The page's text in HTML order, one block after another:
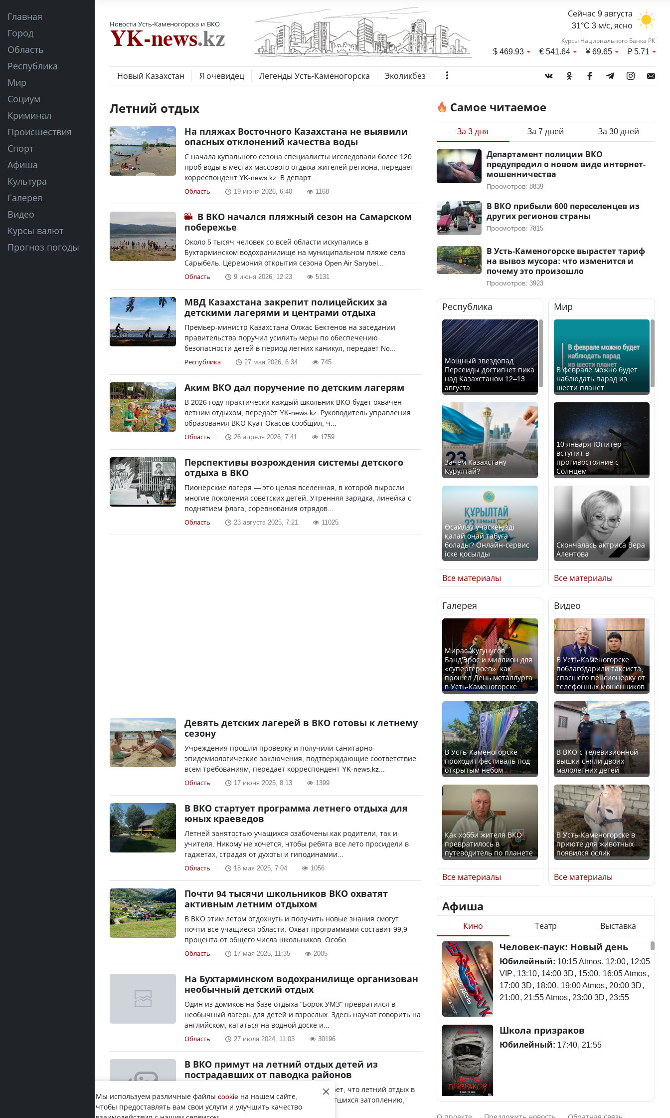
Главная
Город
Область
Республика
Мир
Социум
Криминал
Происшествия
Спорт
Афиша
Культура
Галерея
Видео
Курсы валют
Прогноз погоды
Новости Усть-Каменогорска и ВКО
Сейчас 9 августа
31°C 3 м/с, ясно
Курсы Национального Банка РК
$469.93 €541.64 ¥69.65 ₽5.71
Новый Казахстан Я очевидец Легенды Усть-Каменогорска Эколикбез
Летний отдых
На пляжах Восточного Казахстана не выявили
опасных отклонений качества воды
С начала купального сезона специалисты исследовали более 120
проб воды в местах массового отдыха жителей региона, передает
корреспондент YK-news.kz. В департ...
Область 19 июня 2026, 6:40 1168
В ВКО начался пляжный сезон на Самарском
побережье
Около 5 тысяч человек со всей области искупались в
Бухтарминском водохранилище на муниципальном пляже села
Сарыбель. Церемония открытия сезона Open Air Sarybel...
Область 9 июня 2026, 12:23 5131
МВД Казахстана закрепит полицейских за
детскими лагерями и центрами отдыха
Премьер-министр Казахстана Олжас Бектенов на заседании
правительства поручил усилить меры по обеспечению
безопасности детей в период летних каникул, передает No...
Республика 27 мая 2026, 6:34 745
Аким ВКО дал поручение по детским лагерям
В 2026 году практически каждый школьник ВКО будет охвачен
летним отдыхом, передаёт YK-news.kz. Руководитель управления
образования ВКО Куат Окасов сообщил, ч...
Область 26 апреля 2026, 7:41 1759
Перспективы возрождения системы детского
отдыха в ВКО
Пионерские лагеря — это целая вселенная, в которой выросли
многие поколения советских детей. Утренняя зарядка, линейка с
поднятием флага, соревнования отрядов...
Область 23 августа 2025, 7:21 11025
Девять детских лагерей в ВКО готовы к летнему
сезону
Учреждения прошли проверку и получили санитарно-
эпидемиологические заключения, подтверждающие соответствие
всем требованиям, передает корреспондент YK-news.kz...
Область 17 июня 2025, 8:13 1399
В ВКО стартует программа летнего отдыха для
юных краеведов
Летней занятостью учащихся озабочены как родители, так и
учителя. Никому не хочется, чтобы ребята все лето просидели в
гаджетах, страдая от духоты и гиподинамии...
Область 18 мая 2025, 7:04 1056
Почти 94 тысячи школьников ВКО охватят
активным летним отдыхом
В ВКО этим летом отдохнуть и получить новые знания смогут
почти все учащиеся области. Охват программами составит 99,9
процента от общего числа школьников. Особо...
Область 17 мая 2025, 11:35 2005
На Бухтарминском водохранилище организован
необычный детский отдых
Один из домиков на базе отдыха "Борок УМЗ" превратился в
необычный лагерь для детей и взрослых. Здесь научат говорить на
английском, кататься на водной доске и...
Область 27 июля 2024, 11:03 30196
В ВКО примут на летний отдых детей из
пострадавших от паводка районов
Областное управление образования обещает, что летний отдых в
детских лагерях ребят из областей, подвергшихся затоплению,
будет организован не в ущерб детям из В...
Самое читаемое
За 3 дня За 7 дней За 30 дней
Департамент полиции ВКО
предупредил о новом виде интернет-
мошенничества
Просмотров: 8839
В ВКО прибыли 600 переселенцев из
других регионов страны
Просмотров: 7815
В Усть-Каменогорске вырастет тариф
на вывоз мусора: что изменится и
почему это произошло
Просмотров: 3923
Республика
Мощный звездопад
Персеиды достигнет пика
над Казахстаном 12–13
августа
Зачем Казахстану
Курултай?
Өсайлау учаскеңізді
қалай оңай табуға
болады? Онлайн-сервис
іске қосылды
Как легко найти свой
участок для голосования?
Минтруда назвало
отрасли с самыми
высокими зарплатными
предложениями
Искусственный интеллект
официально включили в
школьную программу
Казахстана
В Казахстане стало
проще получить
направления на
медицинские
обследования
Қазақстан Орталық Азия
елдері арасында әл-ауқат
индексінде көш бастады
Казахстан возглавил
рейтинг благополучия
среди стран Центральной
Азии
Все материалы
Мир
В феврале можно будет
наблюдать парад из
шести планет
10 января Юпитер
вступит в
противостояние с
Солнцем
Скончалась актриса Вера
Алентова
В РФ вынесен заочный
приговор по уголовному
делу об убийстве Игоря
Талькова
В России введены
дополнительные
ограничения для
казахстанских прав
Трамп официально
вступил в должность
президента США
Луну признали объектом
культурного наследия,
находящегося под
угрозой исчезновения
Станет ли
метапневмовирус
эпидемией, рассказали в
ВОЗ
потерпел крушение в
Южной Корее, погибли
120 человек
Все материалы
Галерея
Мирас Жугунусов,
Банд’Эрос и миллион для
«супергероев»: как
прошел День металлурга
в Усть-Каменогорске
В Усть-Каменогорске
проходит фестиваль под
открытым небом
Как хобби жителя ВКО
превратилось в
путеводитель по планете
Все материалы
Видео
В Усть-Каменогорске
поблагодарили таксиста,
спасшего пенсионерку от
телефонных мошенников
В ВКО с телевизионной
вышки сняли двоих
малолетних детей
В Усть-Каменогорске в
приюте для животных
появился ослик
Все материалы
Афиша
Кино Театр Выставка
Человек-паук: Новый день
Юбилейный: 10:15 Atmos 12:00 12:05
VIP 13:10 14:00 3D 15:00 16:05 Atmos
17:00 3D 18:00 19:00 Atmos 20:00 3D
21:00 21:55 Atmos 23:00 3D 23:55
Школа призраков
Юбилейный: 17:40 21:55
Смешарики сквозь вселенные
Мы используем различные файлы cookie на нашем сайте,
чтобы предоставлять вам свои услуги и улучшить качество